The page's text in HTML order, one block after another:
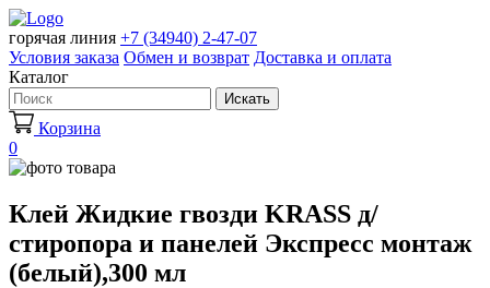
горячая линия +7 (34940) 2-47-07
Условия заказа Обмен и возврат Доставка и оплата
Каталог
Искать
Корзина
0
Клей Жидкие гвозди KRASS д/
стиропора и панелей Экспресс монтаж
(белый),300 мл